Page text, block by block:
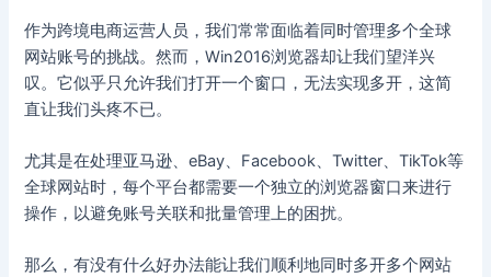
作为跨境电商运营人员，我们常常面临着同时管理多个全球
网站账号的挑战。然而，Win2016浏览器却让我们望洋兴
叹。它似乎只允许我们打开一个窗口，无法实现多开，这简
直让我们头疼不已。
尤其是在处理亚马逊、eBay、Facebook、Twitter、TikTok等
全球网站时，每个平台都需要一个独立的浏览器窗口来进行
操作，以避免账号关联和批量管理上的困扰。
那么，有没有什么好办法能让我们顺利地同时多开多个网站